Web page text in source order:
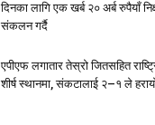
दिनका लागि एक खर्ब २० अर्ब रुपैयाँ
संकलन गर्दै
एपीएफ लगातार तेस्रो जितसहित
शीर्ष स्थानमा, संकटालाई २–१ ले